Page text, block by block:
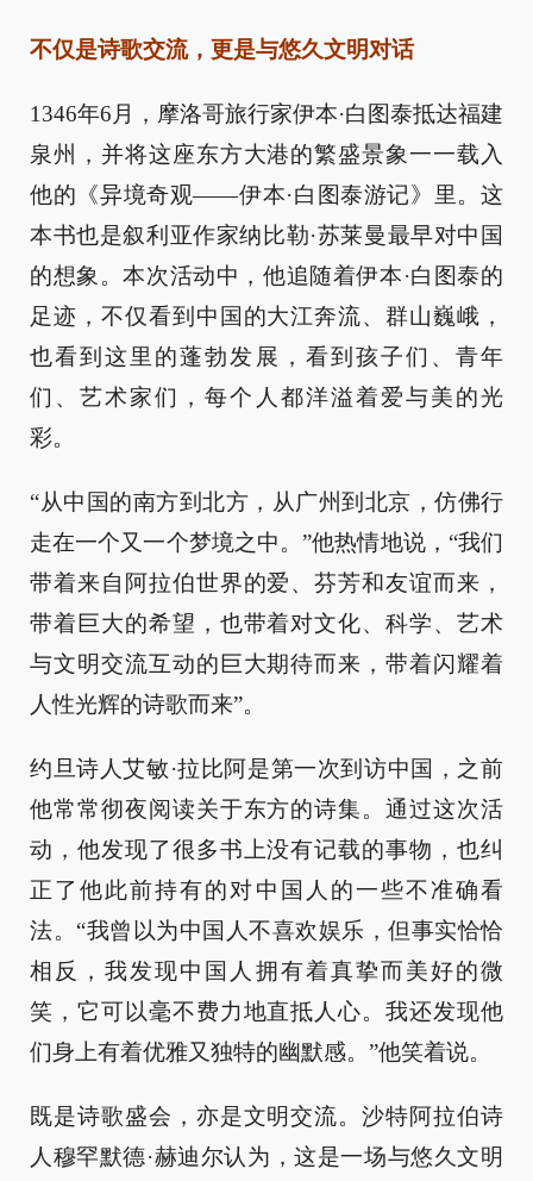
不仅是诗歌交流，更是与悠久文明对话
1346年6月，摩洛哥旅行家伊本·白图泰抵达福建
泉州，并将这座东方大港的繁盛景象一一载入
他的《异境奇观——伊本·白图泰游记》里。这
本书也是叙利亚作家纳比勒·苏莱曼最早对中国
的想象。本次活动中，他追随着伊本·白图泰的
足迹，不仅看到中国的大江奔流、群山巍峨，
也看到这里的蓬勃发展，看到孩子们、青年
们、艺术家们，每个人都洋溢着爱与美的光
彩。
“从中国的南方到北方，从广州到北京，仿佛行
走在一个又一个梦境之中。”他热情地说，“我们
带着来自阿拉伯世界的爱、芬芳和友谊而来，
带着巨大的希望，也带着对文化、科学、艺术
与文明交流互动的巨大期待而来，带着闪耀着
人性光辉的诗歌而来”。
约旦诗人艾敏·拉比阿是第一次到访中国，之前
他常常彻夜阅读关于东方的诗集。通过这次活
动，他发现了很多书上没有记载的事物，也纠
正了他此前持有的对中国人的一些不准确看
法。“我曾以为中国人不喜欢娱乐，但事实恰恰
相反，我发现中国人拥有着真挚而美好的微
笑，它可以毫不费力地直抵人心。我还发现他
们身上有着优雅又独特的幽默感。”他笑着说。
既是诗歌盛会，亦是文明交流。沙特阿拉伯诗
人穆罕默德·赫迪尔认为，这是一场与悠久文明